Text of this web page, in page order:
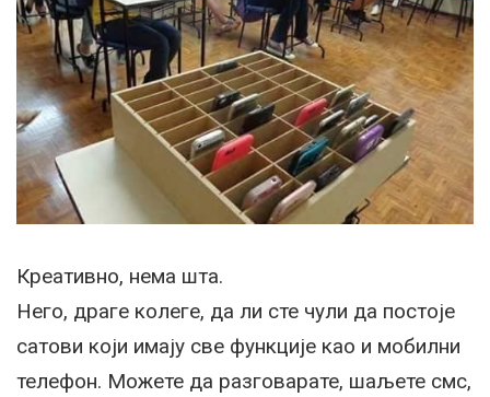
Креативно, нема шта.
Него, драге колеге, да ли сте чули да постоје
сатови који имају све функције као и мобилни
телефон. Можете да разговарате, шаљете смс,